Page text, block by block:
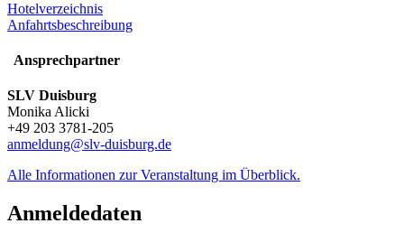
Hotelverzeichnis
Anfahrtsbeschreibung
Ansprechpartner
SLV Duisburg
Monika Alicki
+49 203 3781-205
anmeldung@slv-duisburg.de
Alle Informationen zur Veranstaltung im Überblick.
Anmeldedaten